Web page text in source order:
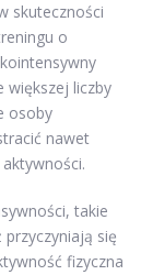
skuteczności
o
większej liczby
osoby
nawet
takie
się
fizyczna